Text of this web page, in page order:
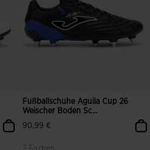
Fußballschuhe Aguila Cup 26
Weischer Boden Sc...
90,99 €